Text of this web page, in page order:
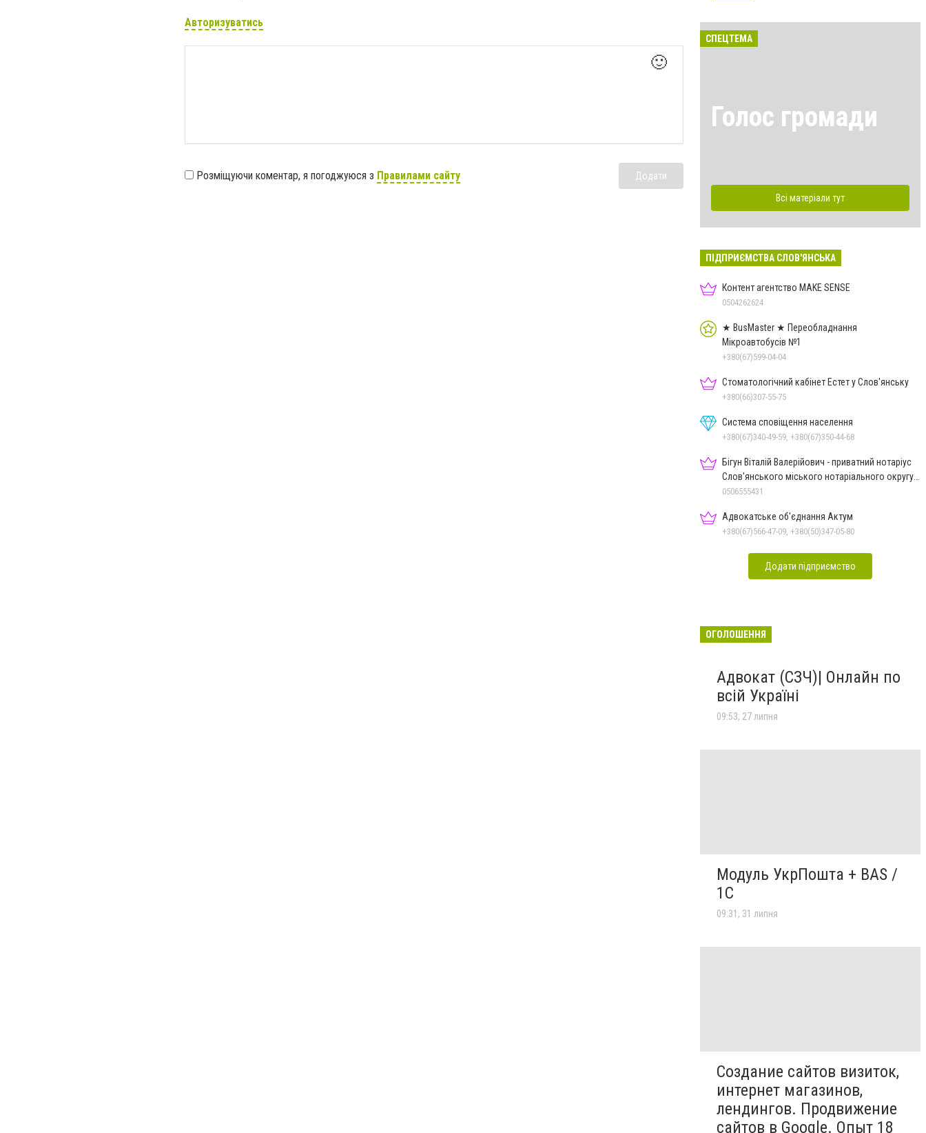
Авторизуватись
🙂
Розміщуючи коментар, я погоджуюся з Правилами сайту Додати
СПЕЦТЕМА
Голос громади
Всі матеріали тут
ПІДПРИЄМСТВА СЛОВ'ЯНСЬКА
Контент агентство MAKE SENSE
0504262624
★ BusMaster ★ Переобладнання
Мікроавтобусів №1
+380(67)599-04-04
Стоматологічний кабінет Естет у Слов'янську
+380(66)307-55-75
Система сповіщення населення
+380(67)340-49-59, +380(67)350-44-68
Бігун Віталій Валерійович - приватний нотаріус
Слов'янського міського нотаріального округу
Дон.обл.
0506555431
Адвокатське об'єднання Актум
+380(67)566-47-09, +380(50)347-05-80
Додати підприємство
ОГОЛОШЕННЯ
Адвокат (СЗЧ)| Онлайн по
всій Україні
09:53, 27 липня
Модуль УкрПошта + BAS /
1C
09:31, 31 липня
Создание сайтов визиток,
интернет магазинов,
лендингов. Продвижение
сайтов в Google. Опыт 18